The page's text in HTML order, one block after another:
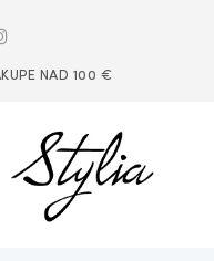
NAD 100 €